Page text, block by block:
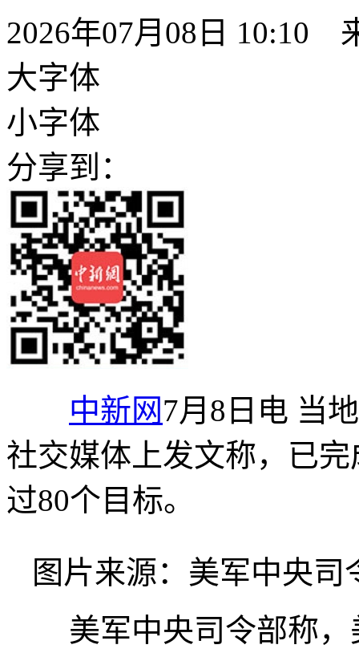
2026年07月08日 10:10
大字体
小字体
分享到：
中新网7月8日电 当
社交媒体上发文称，已
过80个目标。
图片来源：美军中央
美军中央司令部称，